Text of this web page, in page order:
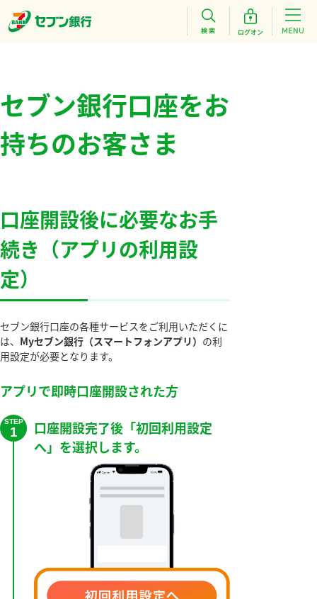
セブン銀行口座をお
持ちのお客さま
口座開設後に必要なお手
続き（アプリの利用設
定）
セブン銀行口座の各種サービスをご利用いただくに
は、 Myセブン銀行（スマートフォンアプリ） の利
用設定が必要となります。
アプリで即時口座開設された方
STEP
1
口座開設完了後「初回利用設定
へ」を選択します。